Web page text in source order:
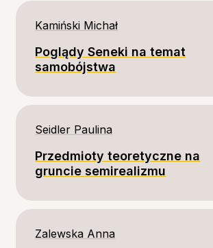
Kamiński Michał
Poglądy Seneki na temat
samobójstwa
Seidler Paulina
Przedmioty teoretyczne na
gruncie semirealizmu
Zalewska Anna